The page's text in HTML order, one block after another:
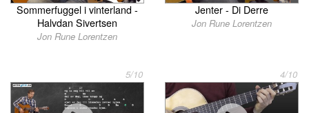
Sommerfuggel i vinterland -
Halvdan Sivertsen
Jon Rune Lorentzen
Jenter - Di Derre
Jon Rune Lorentzen
5/10 4/10